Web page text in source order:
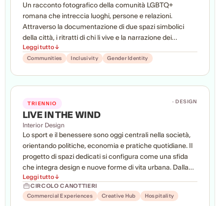
Un racconto fotografico della comunità LGBTQ+
romana che intreccia luoghi, persone e relazioni.
Attraverso la documentazione di due spazi simbolici
della città, i ritratti di chi li vive e la narrazione dei
momenti di incontro e condivisione che li animano, il
progetto costruisce uno sguardo autentico e
Leggi tutto ↓
Communities Inclusivity Gender Identity
TRIENNIO · DESIGN
LIVE IN THE WIND
Interior Design
Lo sport e il benessere sono oggi centrali nella società,
orientando politiche, economia e pratiche quotidiane. Il
progetto di spazi dedicati si configura come una sfida
che integra design e nuove forme di vita urbana. Dalla
modernità a oggi, lo sport è motore di innovazione
spaziale e sociale. La tesi propone il Circolo Canottieri
Tevere Remo di Anzio come caso studio: un polo sul
Leggi tutto ↓
CIRCOLO CANOTTIERI
Commercial Experiences
Creative Hub Hospitality